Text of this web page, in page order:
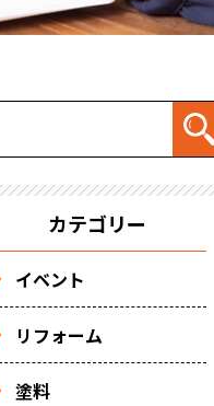
カテゴリー
イベント
リフォーム
塗料